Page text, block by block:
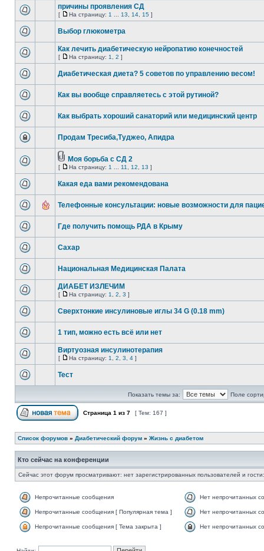
причины проявления СД
[ На страницу: 1 13 14 15 ]
Выбор глюкометра
Как лечить диабетическую нейропатию конечностей
[ На страницу: 1 2 ]
Диабетическая диета? 5 советов по управлению весом!
Как вы вообще справляетесь с этой рутиной?
Как выбрать хороший санаторий или медицинский центр
Продам Тресиба,Туджео, Апидра
Моя борьба с СД 2
[ На страницу: 1 11 12 13 ]
Какая еда вами рекомендована
Телефонные консультации: новые возможности для
Где получить помощь РДА в Крыму
Сахар
Национальная Медицинская Палата
ДИАБЕТ ИЗЛЕЧИМ
[ На страницу: 1 2 3 ]
Сверхтонкие инсулиновые иглы 34 G (0.18 mm)
1 тип, можно есть всё или нет
Виртуозная инсулинотерапия
[ На страницу: 1 2 3 4 ]
Тест
Показать темы за: Поле
Страница 1 из 7 [ Тем: 167 ]
Список форумов » Диабетический форум » Жизнь с диабетом
Кто сейчас на конференции
Сейчас этот форум просматривают: нет зарегистрированных пользователей и
Непрочитанные сообщения Нет непрочитанных
Непрочитанные сообщения [ Популярная тема ] Нет непрочитанных
Непрочитанные сообщения [ Тема закрыта ] Нет непрочитанных